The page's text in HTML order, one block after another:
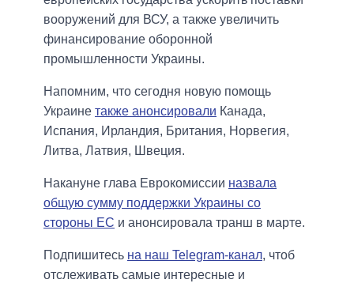
вооружений для ВСУ, а также увеличить
финансирование оборонной
промышленности Украины.
Напомним, что сегодня новую помощь
Украине также анонсировали Канада,
Испания, Ирландия, Британия, Норвегия,
Литва, Латвия, Швеция.
Накануне глава Еврокомиссии назвала
общую сумму поддержки Украины со
стороны ЕС и анонсировала транш в марте.
Подпишитесь на наш Telegram-канал, чтоб
отслеживать самые интересные и